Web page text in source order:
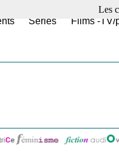
Séries Films -TV/
Les